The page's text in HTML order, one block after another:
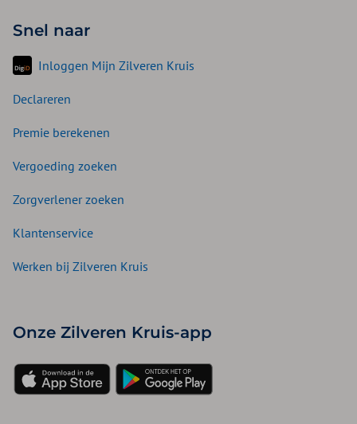
Snel naar
Inloggen Mijn Zilveren Kruis
Declareren
Premie berekenen
Vergoeding zoeken
Zorgverlener zoeken
Klantenservice
Werken bij Zilveren Kruis
Onze Zilveren Kruis-app